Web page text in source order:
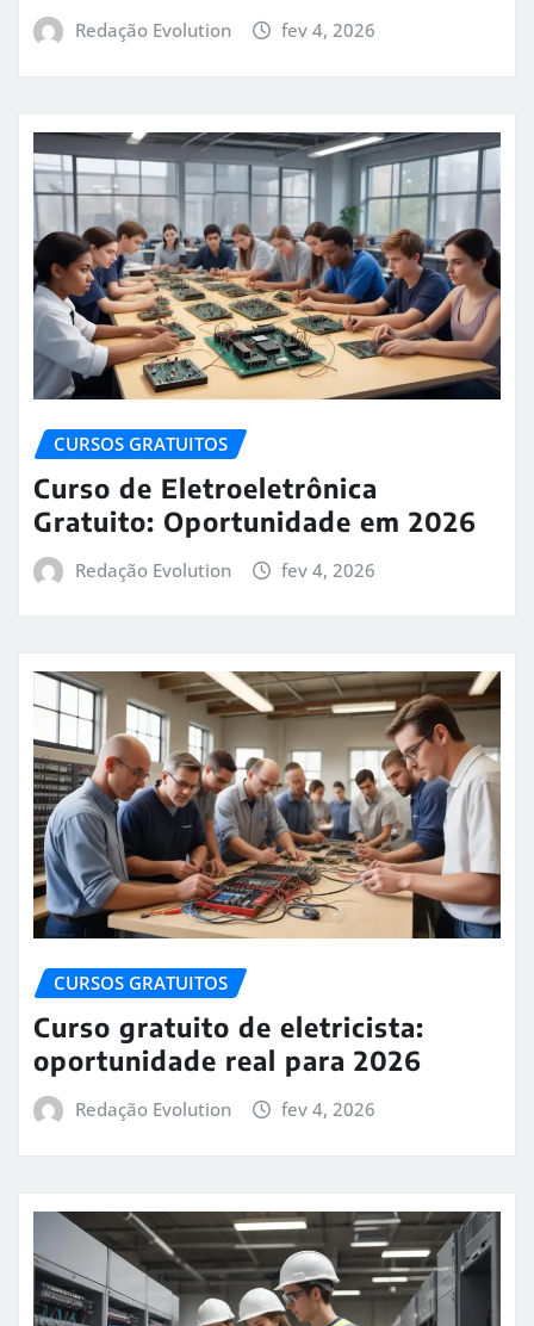
Redação Evolution fev 4, 2026
CURSOS GRATUITOS
Curso de Eletroeletrônica
Gratuito: Oportunidade em 2026
Redação Evolution fev 4, 2026
CURSOS GRATUITOS
Curso gratuito de eletricista:
oportunidade real para 2026
Redação Evolution fev 4, 2026